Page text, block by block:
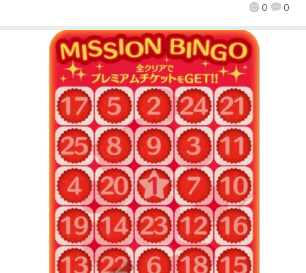
0 0